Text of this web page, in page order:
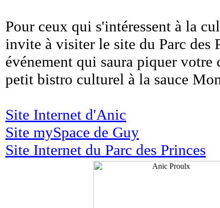
Pour ceux qui s'intéressent à la
invite à visiter le site du Parc des
événement qui saura piquer
petit bistro culturel à la sauce
Site Internet d'Anic
Site mySpace de Guy
Site Internet du Parc des Princes